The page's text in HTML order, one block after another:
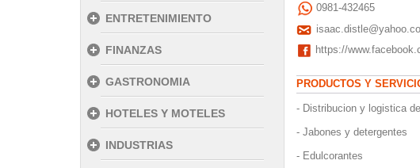
ENTRETENIMIENTO
FINANZAS
GASTRONOMIA
HOTELES Y MOTELES
INDUSTRIAS
0981-432465
https://
PRODUCTOS Y
- Distribucion y logistica
- Jabones y detergentes
- Edulcorantes